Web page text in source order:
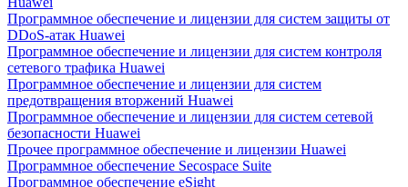
Программное обеспечение и лицензии для систем защиты от
DDoS-атак Huawei
Программное обеспечение и лицензии для систем контроля
сетевого трафика Huawei
Программное обеспечение и лицензии для систем
предотвращения вторжений Huawei
Программное обеспечение и лицензии для систем сетевой
безопасности Huawei
Прочее программное обеспечение и лицензии Huawei
Программное обеспечение Secospace Suite
Программное обеспечение eSight